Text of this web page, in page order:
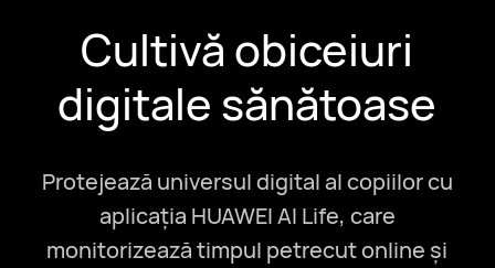
Cultivă obiceiuri
digitale sănătoase
Protejează universul digital al copiilor cu
aplicația HUAWEI AI Life, care
monitorizează timpul petrecut online și